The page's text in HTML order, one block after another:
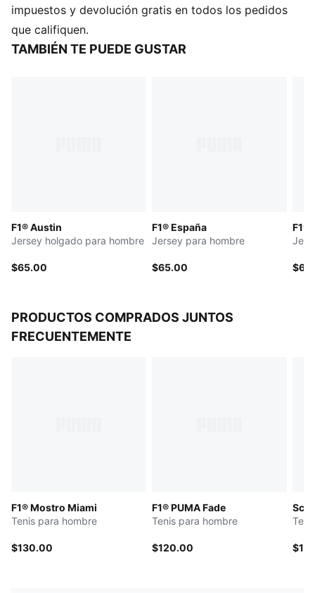
Como parte del programa RE:FIBRE, esta prenda está
fabricada con al menos un 95 % de material reciclado
procedente de residuos textiles y otros materiales
impuestos y devolución gratis en todos los pedidos
que califiquen.
TAMBIÉN TE PUEDE GUSTAR
F1® Austin
Jersey holgado para hombre
$65.00
F1® España
Jersey para hombre
$65.00
F1®
PRODUCTOS COMPRADOS JUNTOS
FRECUENTEMENTE
F1® Mostro Miami
Tenis para hombre
$130.00
F1® PUMA Fade
Tenis para hombre
$120.00